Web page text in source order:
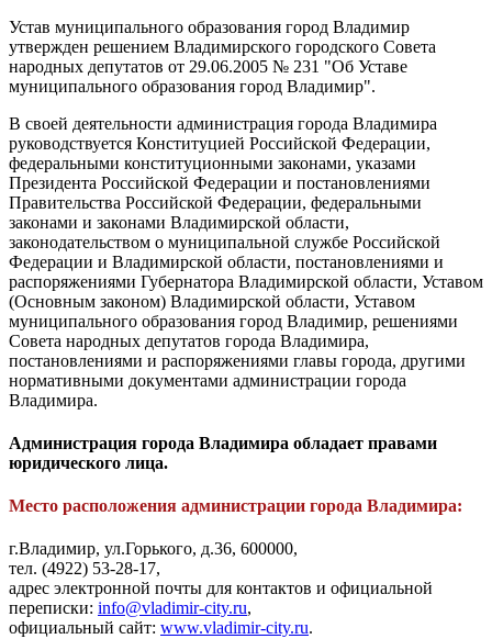
Устав муниципального образования город Владимир
утвержден решением Владимирского городского Совета
народных депутатов от 29.06.2005 № 231 "Об Уставе
муниципального образования город Владимир".
В своей деятельности администрация города Владимира
руководствуется Конституцией Российской Федерации,
федеральными конституционными законами, указами
Президента Российской Федерации и постановлениями
Правительства Российской Федерации, федеральными
законами и законами Владимирской области,
законодательством о муниципальной службе Российской
Федерации и Владимирской области, постановлениями и
распоряжениями Губернатора Владимирской области, Уставом
(Основным законом) Владимирской области, Уставом
муниципального образования город Владимир, решениями
Совета народных депутатов города Владимира,
постановлениями и распоряжениями главы города, другими
нормативными документами администрации города
Владимира.
Администрация города Владимира обладает правами
юридического лица.
Место расположения администрации города Владимира:
г.Владимир, ул.Горького, д.36, 600000,
тел. (4922) 53-28-17,
адрес электронной почты для контактов и официальной
переписки: info@vladimir-city.ru,
официальный сайт: www.vladimir-city.ru.